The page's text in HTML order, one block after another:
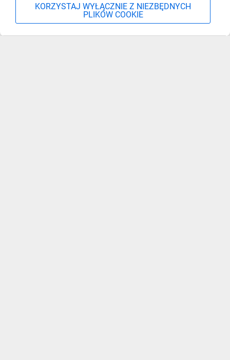
KORZYSTAJ WYŁĄCZNIE Z NIEZBĘDNYCH
PLIKÓW COOKIE